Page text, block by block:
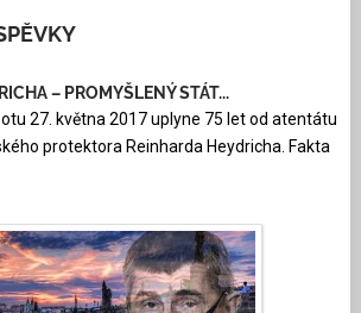
– PROMYŠLENÝ STÁT...
27. května 2017 uplyne 75 let od atentátu
protektora Reinharda Heydricha. Fakta